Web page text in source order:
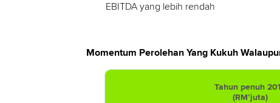
EBITDA yang lebih rendah
Momentum Perolehan Yang Kukuh
Tahun penuh
(RM’juta)